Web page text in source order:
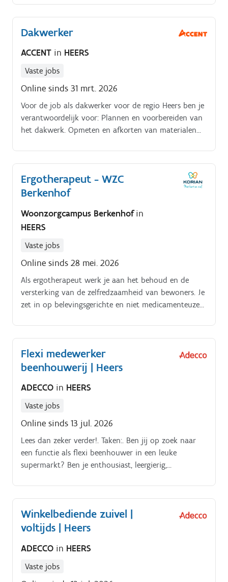
Dakwerker
ACCENT in HEERS
Vaste jobs
Online sinds 31 mrt. 2026
Voor de job als dakwerker voor de regio Heers ben je
verantwoordelijk voor: Plannen en voorbereiden van
het dakwerk. Opmeten en afkorten van materialen
Ergotherapeut - WZC
Berkenhof
Woonzorgcampus Berkenhofin
HEERS
Vaste jobs
Online sinds 28 mei. 2026
Als ergotherapeut werk je aan het behoud en de
versterking van de zelfredzaamheid van bewoners. Je
zet in op belevingsgerichte en niet medicamenteuze
individuele therapieplannen;begeleiden van bewoners
bij ADL-activiteiten;organiseren van
groepssessies;toepassen van relaxatie- en
snoezelmethodieken;afstemmen met het
Flexi medewerker
beenhouwerij | Heers
ADECCO in HEERS
Vaste jobs
Online sinds 13 jul. 2026
Lees dan zeker verder!. Taken:. Ben jij op zoek naar
een functie als flexi beenhouwer in een leuke
supermarkt? Ben je enthousiast, leergierig,
Winkelbediende zuivel |
voltijds | Heers
ADECCO in HEERS
Vaste jobs